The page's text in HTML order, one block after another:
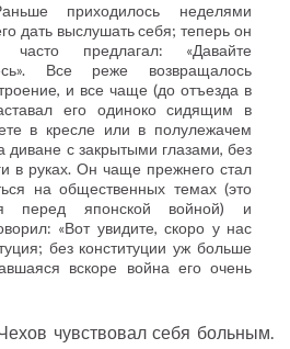
приходилось неделями
дать выслушать себя; теперь он
предлагал: «Давайте
Все реже возвращалось
и все чаще (до отъезда в
его одиноко сидящим в
в кресле или в полулежачем
диване с закрытыми глазами, без
в руках. Он чаще прежнего стал
на общественных темах (это
перед японской войной) и
«Вот увидите, скоро у нас
без конституции уж больше
вскоре война его очень
чувствовал себя больным.